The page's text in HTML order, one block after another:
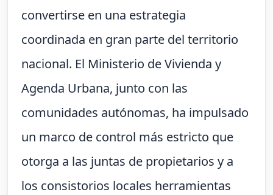
convertirse en una estrategia
coordinada en gran parte del territorio
nacional. El Ministerio de Vivienda y
Agenda Urbana, junto con las
comunidades autónomas, ha impulsado
un marco de control más estricto que
otorga a las juntas de propietarios y a
los consistorios locales herramientas